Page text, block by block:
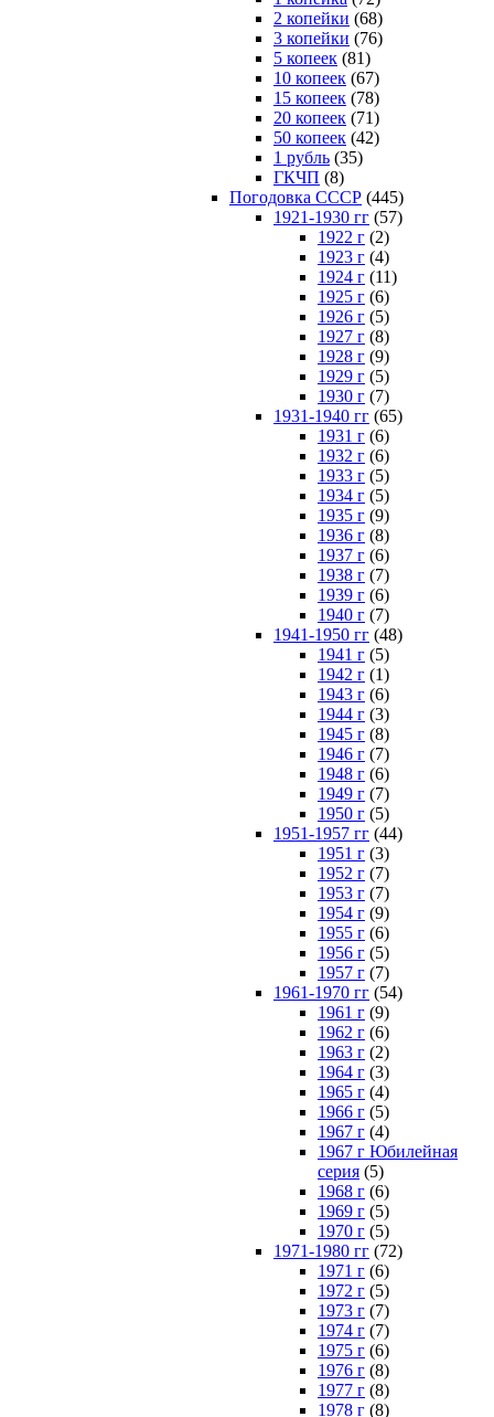
2 копейки (68)
3 копейки (76)
5 копеек (81)
10 копеек (67)
15 копеек (78)
20 копеек (71)
50 копеек (42)
1 рубль (35)
ГКЧП (8)
Погодовка СССР (445)
1921-1930 гг (57)
1922 г (2)
1923 г (4)
1924 г (11)
1925 г (6)
1926 г (5)
1927 г (8)
1928 г (9)
1929 г (5)
1930 г (7)
1931-1940 гг (65)
1931 г (6)
1932 г (6)
1933 г (5)
1934 г (5)
1935 г (9)
1936 г (8)
1937 г (6)
1938 г (7)
1939 г (6)
1940 г (7)
1941-1950 гг (48)
1941 г (5)
1942 г (1)
1943 г (6)
1944 г (3)
1945 г (8)
1946 г (7)
1948 г (6)
1949 г (7)
1950 г (5)
1951-1957 гг (44)
1951 г (3)
1952 г (7)
1953 г (7)
1954 г (9)
1955 г (6)
1956 г (5)
1957 г (7)
1961-1970 гг (54)
1961 г (9)
1962 г (6)
1963 г (2)
1964 г (3)
1965 г (4)
1966 г (5)
1967 г (4)
1967 г Юбилейная
серия (5)
1968 г (6)
1969 г (5)
1970 г (5)
1971-1980 гг (72)
1971 г (6)
1972 г (5)
1973 г (7)
1974 г (7)
1975 г (6)
1976 г (8)
1977 г (8)
1978 г (8)